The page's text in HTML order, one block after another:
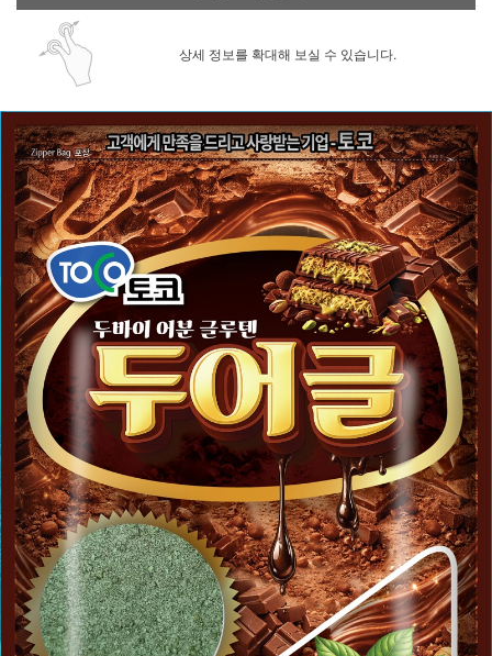
상세 정보를 확대해 보실 수 있습니다.